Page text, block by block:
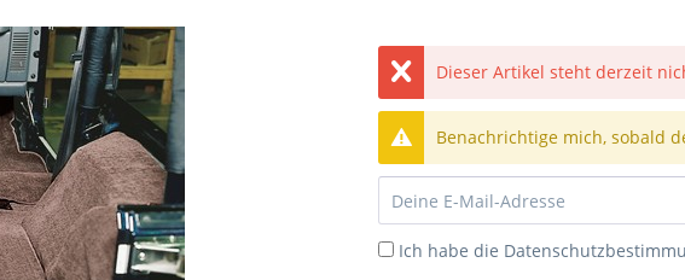
Dieser Artikel steht derzeit
Benachrichtige mich, sobald
Ich habe die